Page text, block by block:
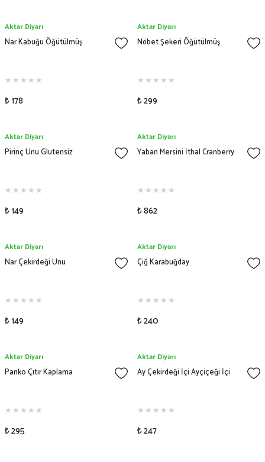
Aktar Diyarı
Nar Kabuğu Öğütülmüş
₺ 178
Aktar Diyarı
Nöbet Şekeri Öğütülmüş
₺ 299
Aktar Diyarı
Pirinç Unu Glutensiz
₺ 149
Aktar Diyarı
Yaban Mersini İthal Cranberry
₺ 862
Aktar Diyarı
Nar Çekirdeği Unu
₺ 149
Aktar Diyarı
Çiğ Karabuğday
₺ 240
Aktar Diyarı
Panko Çıtır Kaplama
₺ 295
Aktar Diyarı
Ay Çekirdeği İçi Ayçiçeği İçi
₺ 247